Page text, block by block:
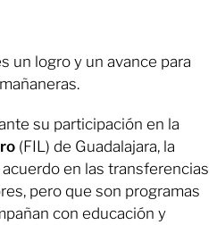
un logro y un avance para
su participación en la
(FIL) de Guadalajara, la
en las transferencias
pero que son programas
con educación y